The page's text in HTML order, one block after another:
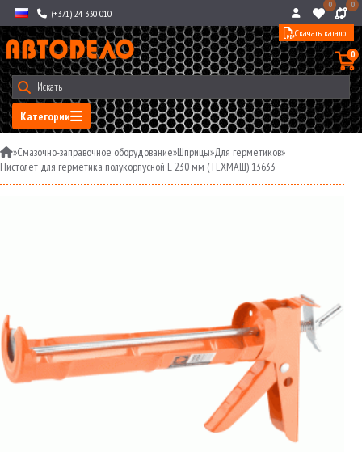
(+371) 24 330 010
0 0
Категории
0
Скачать каталог
»Смазочно-заправочное оборудование»Шприцы»Для герметиков»
Пистолет для герметика полукорпусной L 230 мм (ТЕХМАШ) 13633